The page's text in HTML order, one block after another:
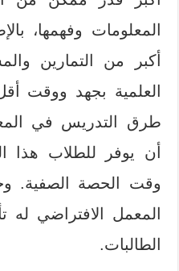
المعلومات وفهمها،
أكبر من التمارين
العلمية بجهد ووقت
طرق التدريس في
أن يوفر للطلاب هذا
وقت الحصة الصفية.
المعمل الافتراضي له
الطالبات.